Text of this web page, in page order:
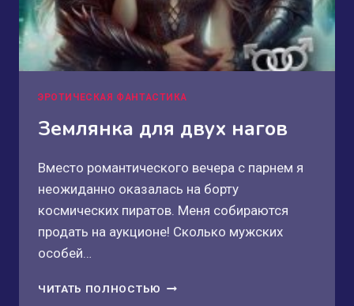
ЭРОТИЧЕСКАЯ ФАНТАСТИКА
Землянка для двух нагов
Вместо романтического вечера с парнем я
неожиданно оказалась на борту
космических пиратов. Меня собираются
продать на аукционе! Сколько мужских
особей…
ЧИТАТЬ ПОЛНОСТЬЮ ЗЕМЛЯНКА